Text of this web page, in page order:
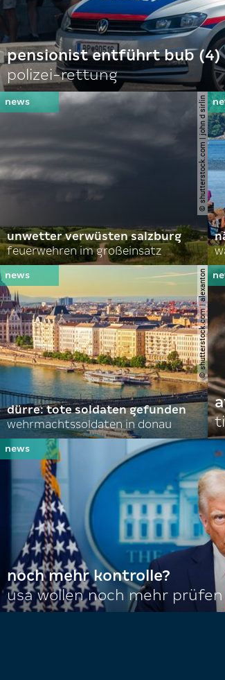
pensionist entführt bub (4)
polizei-rettung
© shutterstock.com | john d sirlin
unwetter verwüsten salzburg
feuerwehren im großeinsatz
© shutterstock.com | alexanton
dürre: tote soldaten gefunden
wehrmachtssoldaten in donau
noch mehr kontrolle?
usa wollen noch mehr prüfen